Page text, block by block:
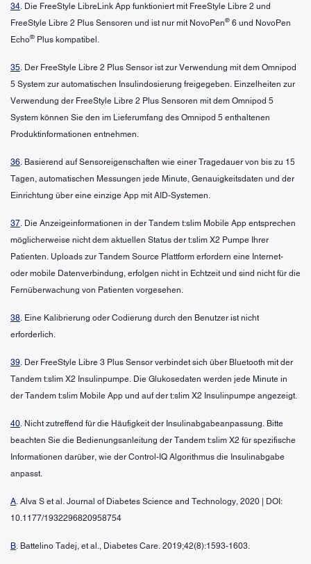
34. Die FreeStyle LibreLink App funktioniert mit FreeStyle Libre 2 und
FreeStyle Libre 2 Plus Sensoren und ist nur mit NovoPen® 6 und NovoPen
Echo® Plus kompatibel.
35. Der FreeStyle Libre 2 Plus Sensor ist zur Verwendung mit dem Omnipod
5 System zur automatischen Insulindosierung freigegeben. Einzelheiten zur
Verwendung der FreeStyle Libre 2 Plus Sensoren mit dem Omnipod 5
System können Sie den im Lieferumfang des Omnipod 5 enthaltenen
Produktinformationen entnehmen.
36. Basierend auf Sensoreigenschaften wie einer Tragedauer von bis zu 15
Tagen, automatischen Messungen jede Minute, Genauigkeitsdaten und der
Einrichtung über eine einzige App mit AID-Systemen.
37. Die Anzeigeinformationen in der Tandem t:slim Mobile App entsprechen
möglicherweise nicht dem aktuellen Status der t:slim X2 Pumpe Ihrer
Patienten. Uploads zur Tandem Source Plattform erfordern eine Internet-
oder mobile Datenverbindung, erfolgen nicht in Echtzeit und sind nicht für die
Fernüberwachung von Patienten vorgesehen.
38. Eine Kalibrierung oder Codierung durch den Benutzer ist nicht
erforderlich.
39. Der FreeStyle Libre 3 Plus Sensor verbindet sich über Bluetooth mit der
Tandem t:slim X2 Insulinpumpe. Die Glukosedaten werden jede Minute in
der Tandem t:slim Mobile App und auf der t:slim X2 Insulinpumpe angezeigt.
40. Nicht zutreffend für die Häufigkeit der Insulinabgabeanpassung. Bitte
beachten Sie die Bedienungsanleitung der Tandem t:slim X2 für spezifische
Informationen darüber, wie der Control-IQ Algorithmus die Insulinabgabe
anpasst.
A. Alva S et al. Journal of Diabetes Science and Technology, 2020 | DOI:
10.1177/1932296820958754
B. Battelino Tadej, et al., Diabetes Care. 2019;42(8):1593-1603.